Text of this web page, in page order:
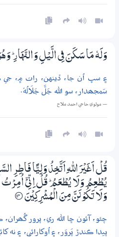
وَلَهٗ مَا سَكَنَ فِي الَّيْلِ وَالنَّهَارِ
۽ سڀ اُن جا، ڏينهن، رات ۾، جي
سَمجھدار، سو الله جَلَّ جَلَالُهٗ.
— مولوي حاجي احمد ملاح
قُلْ اَغَيْرَ اللّٰهِ اَتَّـخِذُ وَلِيًّا فَاطِرِ
يُطْعِمُ وَلَا يُطْعَمُ ۭ قُلْ اِنِّىْٓ
وَلَا تَكُوْنَنَّ مِنَ الْمُشْرِكِيْنَ ؀14
چئو، آئون ڇا الله ري، پرور
پيدا ڪندڙ پَروَر، ۽ اُوکارائي، ۽ نه